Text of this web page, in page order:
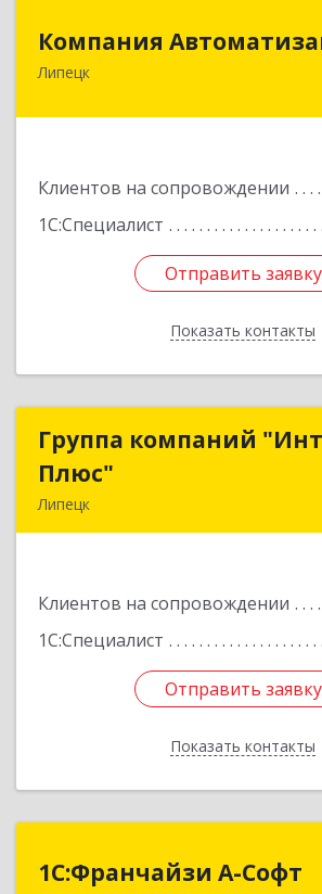
Компания
Липецк
Клиентов на сопровождении
1С:Специалист
Отправить заявку
Показать контакты
398001, Липецкая обл,
Отправить заявку
Назад
Группа компаний
Плюс"
Липецк
Клиентов на сопровождении
1С:Специалист
Отправить заявку
Показать контакты
Группа компаний
Отправить заявку
Назад
1С:Франчайзи А-Софт